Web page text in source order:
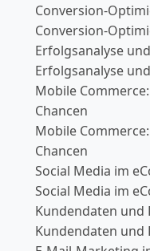
Conversion-
Conversion-
Erfolgsanalyse
Erfolgsanalyse
Mobile
Chancen
Mobile
Chancen
Social Media im
Social Media im
Kundendaten und
Kundendaten und